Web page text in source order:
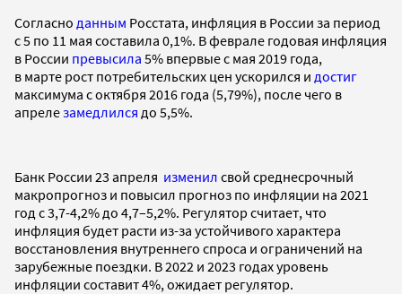
Согласно данным Росстата, инфляция в России за период
с 5 по 11 мая составила 0,1%. В феврале годовая инфляция
в России превысила 5% впервые с мая 2019 года,
в марте рост потребительских цен ускорился и достиг
максимума с октября 2016 года (5,79%), после чего в
апрелезамедлился до 5,5%.
Банк России 23 апреля изменил свой среднесрочный
макропрогноз и повысил прогноз по инфляции на 2021
год с 3,7-4,2% до 4,7–5,2%. Регулятор считает, что
инфляция будет расти из-за устойчивого характера
восстановления внутреннего спроса и ограничений на
зарубежные поездки. В 2022 и 2023 годах уровень
инфляции составит 4%, ожидает регулятор.